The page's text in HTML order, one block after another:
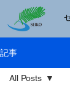
記事
All Posts